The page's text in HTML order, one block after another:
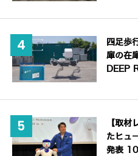
四足歩
庫の在
DEEP
【取材
たヒュ
発表